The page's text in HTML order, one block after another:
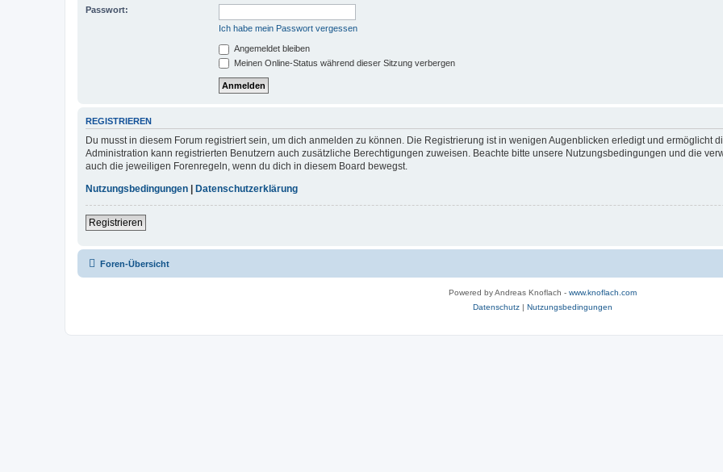
Passwort:
Ich habe mein Passwort vergessen
Angemeldet bleiben
Meinen Online-Status während dieser Sitzung verbergen
REGISTRIEREN
Du musst in diesem Forum registriert sein, um dich anmelden zu können. Die Registrierung ist in wenigen Augenblicken erledigt und ermöglicht
Administration kann registrierten Benutzern auch zusätzliche Berechtigungen zuweisen. Beachte bitte unsere Nutzungsbedingungen und die
auch die jeweiligen Forenregeln, wenn du dich in diesem Board bewegst.
Nutzungsbedingungen | Datenschutzerklärung
Registrieren
Foren-Übersicht
Powered by Andreas Knoflach - www.knoflach.com
Datenschutz| Nutzungsbedingungen